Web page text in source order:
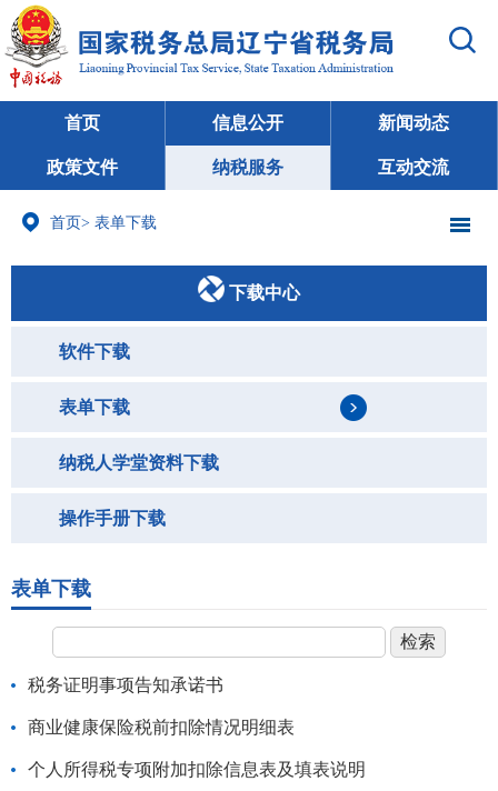
首页 信息公开 新闻动态
政策文件 纳税服务 互动交流
首页> 表单下载
下载中心
软件下载
表单下载
纳税人学堂资料下载
操作手册下载
表单下载
税务证明事项告知承诺书
商业健康保险税前扣除情况明细表
个人所得税专项附加扣除信息表及填表说明